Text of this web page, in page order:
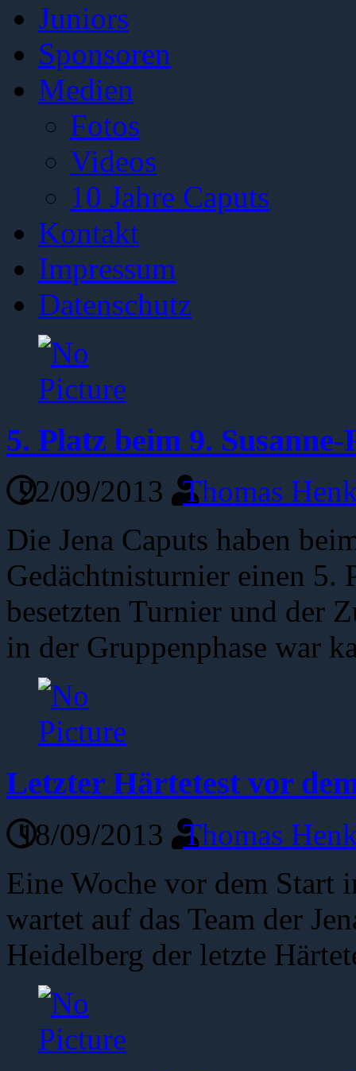
Juniors
Sponsoren
Medien
Fotos
Videos
10 Jahre Caputs
Kontakt
Impressum
Datenschutz
5. Platz beim 9.
22/09/2013
Thomas
Die Jena Caputs haben
Gedächtnisturnier einen 5.
besetzten Turnier und der
in der Gruppenphase war
Letzter Härtetest vor
18/09/2013
Thomas
Eine Woche vor dem Start
wartet auf das Team der
Heidelberg der letzte